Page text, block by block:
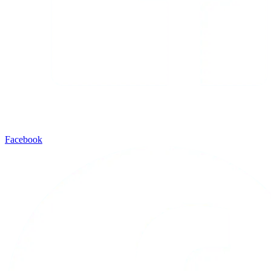
Facebook